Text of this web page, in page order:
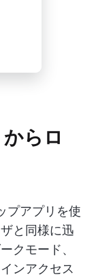
らロ
プアプリを使
と同様に迅
クモード、
ンアクセス